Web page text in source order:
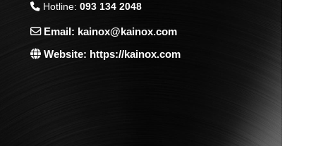
Hotline:093 134 2048
Email: kainox@kainox.com
Website: https://kainox.com